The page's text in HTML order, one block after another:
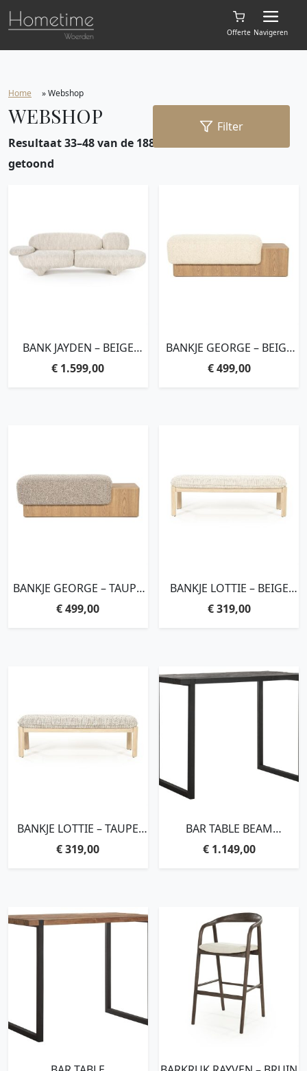
Offerte Navigeren
Home »Webshop
WEBSHOP
Filter
Resultaat 33–48 van de 1885 resultaten wordt
getoond
BANK JAYDEN – BEIGE
BARKLEY
€ 1.599,00
BANKJE GEORGE – BEIGE
FLOU
€499,00
BANKJE GEORGE – TAUPE
FLOU
€499,00
BANKJE LOTTIE – BEIGE
NORI
€319,00
BANKJE LOTTIE – TAUPE
NORI
€319,00
BAR TABLE BEAM
BLACK,110X150X80 CM, 5
CM RECYCLED TEAKWOOD
€1.149,00